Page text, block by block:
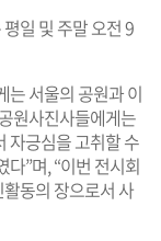
일 및 주말 오전 9
는 서울의 공원과 이
원사진사들에게는
자긍심을 고취할 수
”며, “이번 전시회
동의 장으로서 사